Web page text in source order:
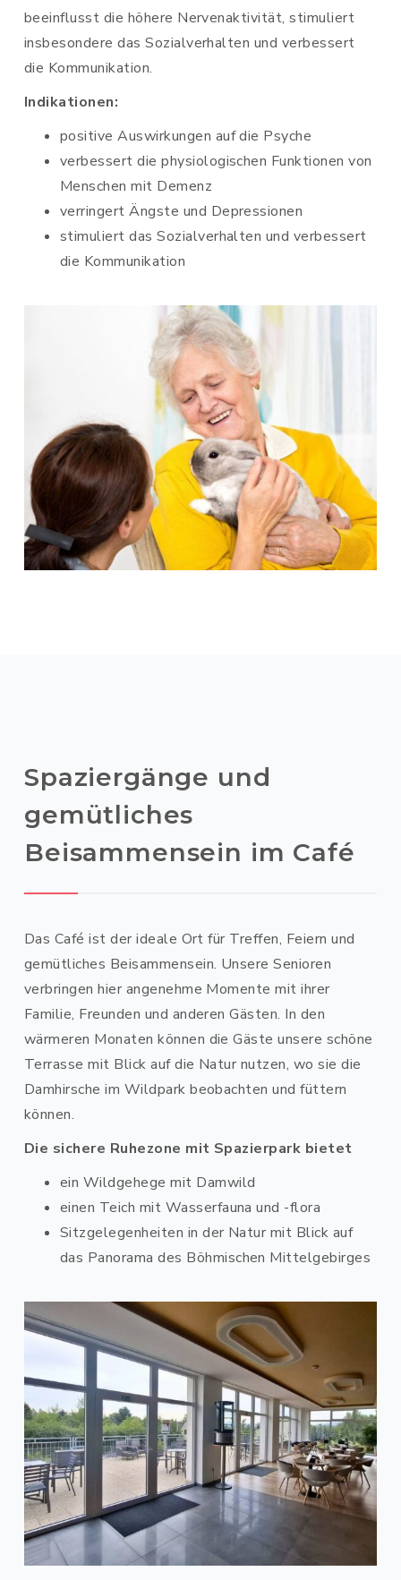
beeinflusst die höhere Nervenaktivität, stimuliert
insbesondere das Sozialverhalten und verbessert
die Kommunikation.
Indikationen:
positive Auswirkungen auf die Psyche
verbessert die physiologischen Funktionen von
Menschen mit Demenz
verringert Ängste und Depressionen
stimuliert das Sozialverhalten und verbessert
die Kommunikation
Spaziergänge und
gemütliches
Beisammensein im Café
Das Café ist der ideale Ort für Treffen, Feiern und
gemütliches Beisammensein. Unsere Senioren
verbringen hier angenehme Momente mit ihrer
Familie, Freunden und anderen Gästen. In den
wärmeren Monaten können die Gäste unsere schöne
Terrasse mit Blick auf die Natur nutzen, wo sie die
Damhirsche im Wildpark beobachten und füttern
können.
Die sichere Ruhezone mit Spazierpark bietet
ein Wildgehege mit Damwild
einen Teich mit Wasserfauna und -flora
Sitzgelegenheiten in der Natur mit Blick auf
das Panorama des Böhmischen Mittelgebirges